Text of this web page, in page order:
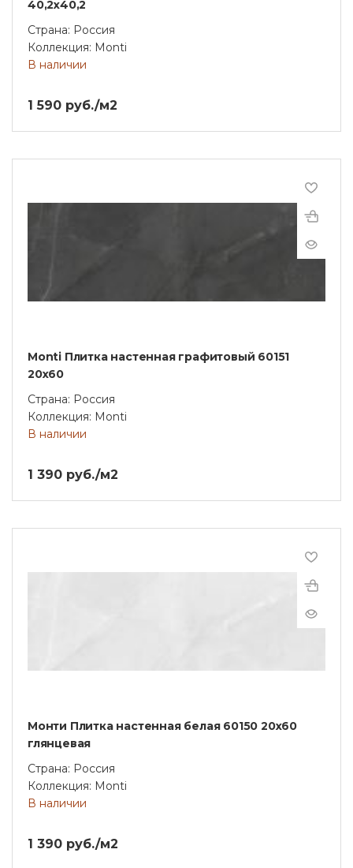
40,2х40,2
Страна: Россия
Коллекция: Monti
В наличии
1 590 руб./м2
Monti Плитка настенная графитовый 60151
20х60
Страна: Россия
Коллекция: Monti
В наличии
1 390 руб./м2
Монти Плитка настенная белая 60150 20х60
глянцевая
Страна: Россия
Коллекция: Monti
В наличии
1 390 руб./м2